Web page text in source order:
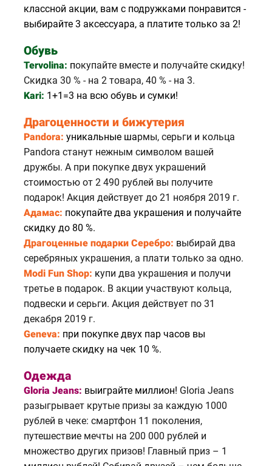
классной акции, вам с подружками понравится -
выбирайте 3 аксессуара, а платите только за 2!
Обувь
Tervolina: покупайте вместе и получайте скидку!
Скидка 30 % - на 2 товара, 40 % - на 3.
Kari: 1+1=3 на всю обувь и сумки!
Драгоценности и бижутерия
Pandora: уникальные шармы, серьги и кольца
Pandora станут нежным символом вашей
дружбы. А при покупке двух украшений
стоимостью от 2 490 рублей вы получите
подарок! Акция действует до 21 ноября 2019 г.
Адамас: покупайте два украшения и получайте
скидку до 80 %.
Драгоценные подарки Серебро: выбирай два
серебряных украшения, а плати только за одно.
Modi Fun Shop: купи два украшения и получи
третье в подарок. В акции участвуют кольца,
подвески и серьги. Акция действует по 31
декабря 2019 г.
Geneva: при покупке двух пар часов вы
получаете скидку на чек 10 %.
Одежда
Gloria Jeans: выиграйте миллион! Gloria Jeans
разыгрывает крутые призы за каждую 1000
рублей в чеке: смартфон 11 поколения,
путешествие мечты на 200 000 рублей и
множество других призов! Главный приз – 1